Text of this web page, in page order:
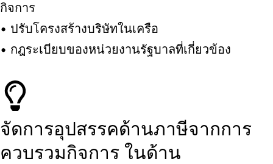
กิจการ
• ปรับโครงสร้างบริษัทในเครือ
• กฎระเบียบของหน่วยงานรัฐบาลที่เกี่ยวข้อง
จัดการอุปสรรคด้านภาษีจากการ
ควบรวมกิจการ ในด้าน